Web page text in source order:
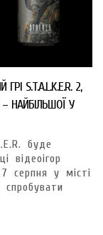
S.T.A.L.K.E.R. 2,
– НАЙБІЛЬШОЇ У
буде
відеоігор
серпня у місті